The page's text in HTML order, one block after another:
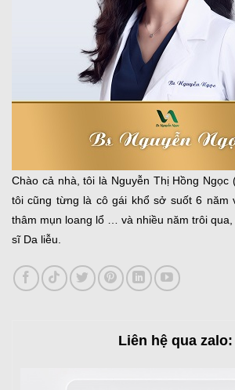
Chào cả nhà, tôi là Nguyễn Thị Hồng Ngọc
tôi cũng từng là cô gái khổ sở suốt 6 năm
thâm mụn loang lổ … và nhiều năm trôi
sĩ Da liễu.
Liên hệ qua zalo: